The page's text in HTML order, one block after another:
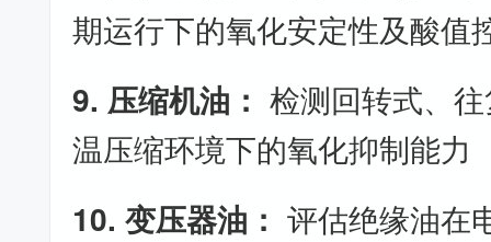
期运行下的氧化安定性及酸值
9. 压缩机油： 检测回转式、
温压缩环境下的氧化抑制能力
10. 变压器油： 评估绝缘油在